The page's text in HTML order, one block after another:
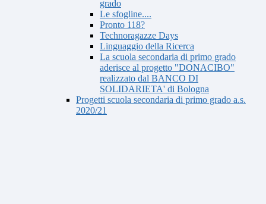
grado
Le sfogline....
Pronto 118?
Technoragazze Days
Linguaggio della Ricerca
La scuola secondaria di primo grado
aderisce al progetto "DONACIBO"
realizzato dal BANCO DI
SOLIDARIETA' di Bologna
Progetti scuola secondaria di primo grado a.s.
2020/21